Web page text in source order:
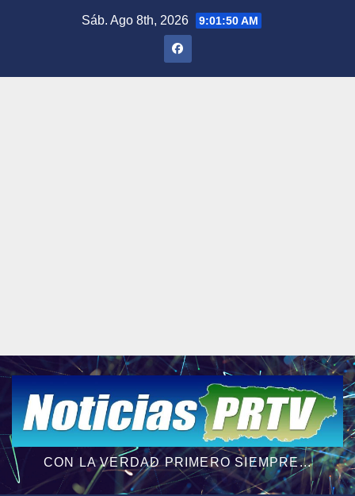
Sáb. Ago 8th, 2026 9:01:51 AM
CON LA VERDAD PRIMERO SIEMPRE...